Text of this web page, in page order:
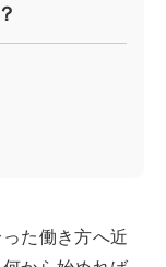
た働き方へ近